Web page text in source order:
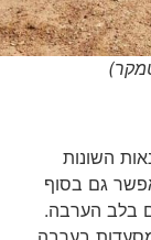
השונות
גם בסוף
הערבה.